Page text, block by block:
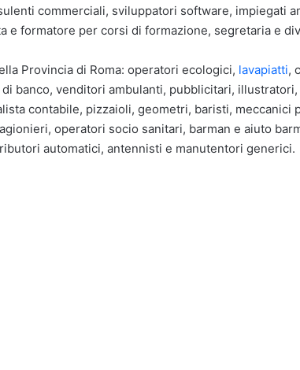
commerciali, sviluppatori software, impiegati
e formatore per corsi di formazione, segretaria e
Provincia di Roma: operatori ecologici, lavapiatti,
banco, venditori ambulanti, pubblicitari,
contabile, pizzaioli, geometri, baristi, meccanici
operatori socio sanitari, barman e aiuto
automatici, antennisti e manutentori generici.